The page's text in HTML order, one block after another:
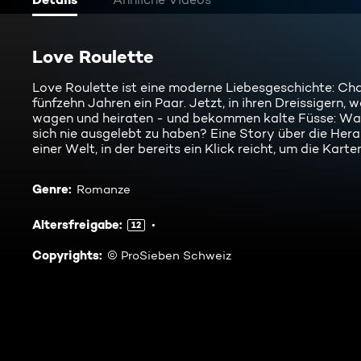
Love Roulette
Love Roulette ist eine moderne Liebesgeschichte:
fünfzehn Jahren ein Paar. Jetzt, in ihren Dreissigern,
wagen und heiraten - und bekommen kalte Füsse:
sich nie ausgelebt zu haben? Eine Story über die
einer Welt, in der bereits ein Klick reicht, um die
Genre: Romanze
Altersfreigabe: 12
Copyrights: © ProSieben Schweiz